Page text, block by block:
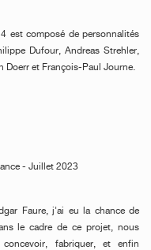
est composé de personnalités
Dufour, Andreas Strehler,
Doerr et François-Paul Journe.
- Juillet 2023
Faure, j'ai eu la chance de
le cadre de ce projet, nous
fabriquer, et enfin